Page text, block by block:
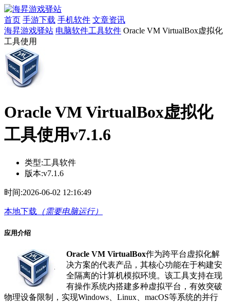
首页 手游下载 手机软件 文章资讯
海昇游戏驿站 电脑软件工具软件 Oracle VM VirtualBox虚拟化
工具使用
Oracle VM VirtualBox虚拟化
工具使用v7.1.6
类型:工具软件
版本:v7.1.6
时间:2026-06-02 12:16:49
本地下载 （需要电脑运行）
应用介绍
Oracle VM VirtualBox作为跨平台虚拟化解
决方案的代表产品，其核心功能在于构建安
全隔离的计算机模拟环境。该工具支持在现
有操作系统内搭建多种虚拟平台，有效突破
物理设备限制，实现Windows、Linux、macOS等系统的并行